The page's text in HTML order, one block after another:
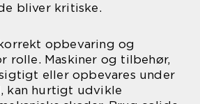
bliver kritiske.
opbevaring og
rolle. Maskiner og tilbehør,
eller opbevares under
kan hurtigt udvikle